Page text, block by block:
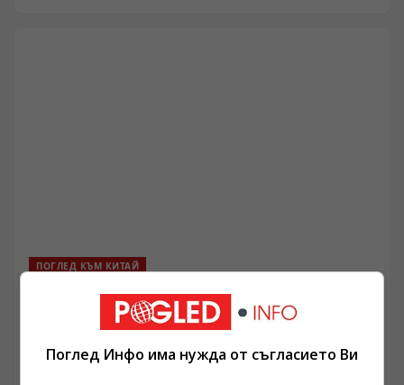
ПОГЛЕД КЪМ КИТАЙ
Пекин: „Повторната милитаризация“ на Япония
представлява реална заплаха за мира и
стабилността в региона
изгради противокорабни ракетни съоръжения във
Поглед Инфо има нужда от съгласието Ви